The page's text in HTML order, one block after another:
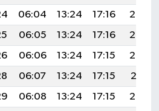
06:04 13:24 17:16
20:34
06:05 13:24 17:16
20:33
06:06 13:24 17:15
20:32
06:07 13:24 17:15
20:31
06:08 13:24 17:15
20:30